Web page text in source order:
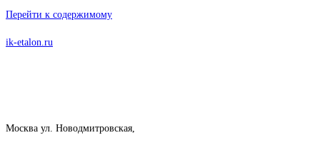
Перейти к содержимому
ik-etalon.ru
Москва ул. Новодмитровская,